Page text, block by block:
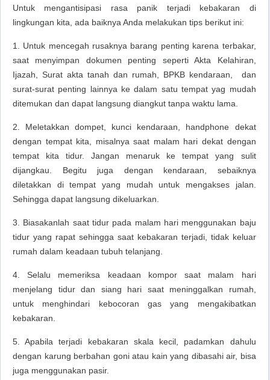
Untuk mengantisipasi rasa panik terjadi kebakaran di
lingkungan kita, ada baiknya Anda melakukan tips berikut ini:
1. Untuk mencegah rusaknya barang penting karena terbakar,
saat menyimpan dokumen penting seperti Akta Kelahiran,
Ijazah, Surat akta tanah dan rumah, BPKB kendaraan, dan
surat-surat penting lainnya ke dalam satu tempat yag mudah
ditemukan dan dapat langsung diangkut tanpa waktu lama.
2. Meletakkan dompet, kunci kendaraan, handphone dekat
dengan tempat kita, misalnya saat malam hari dekat dengan
tempat kita tidur. Jangan menaruk ke tempat yang sulit
dijangkau. Begitu juga dengan kendaraan, sebaiknya
diletakkan di tempat yang mudah untuk mengakses jalan.
Sehingga dapat langsung dikeluarkan.
3. Biasakanlah saat tidur pada malam hari menggunakan baju
tidur yang rapat sehingga saat kebakaran terjadi, tidak keluar
rumah dalam keadaan tubuh telanjang.
4. Selalu memeriksa keadaan kompor saat malam hari
menjelang tidur dan siang hari saat meninggalkan rumah,
untuk menghindari kebocoran gas yang mengakibatkan
kebakaran.
5. Apabila terjadi kebakaran skala kecil, padamkan dahulu
dengan karung berbahan goni atau kain yang dibasahi air, bisa
juga menggunakan pasir.